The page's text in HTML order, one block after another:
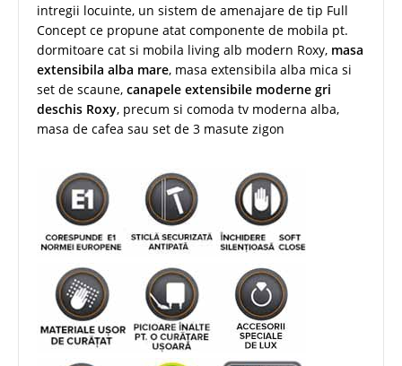
intregii locuinte, un sistem de amenajare de tip Full
Concept ce propune atat componente de mobila pt.
dormitoare cat si mobila living alb modern Roxy, masa
extensibila alba mare, masa extensibila alba mica si
set de scaune, canapele extensibile moderne gri
deschis Roxy, precum si comoda tv moderna alba,
masa de cafea sau set de 3 masute zigon